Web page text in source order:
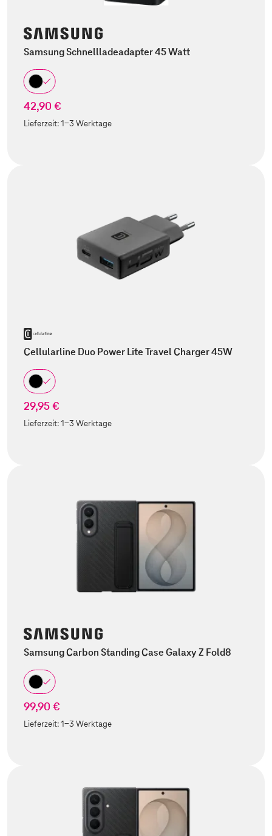
Samsung Schnellladeadapter 45 Watt
42,90 €
Lieferzeit:1-3 Werktage
Cellularline Duo Power Lite Travel Charger 45W
29,95 €
Lieferzeit:1-3 Werktage
Samsung Carbon Standing Case Galaxy Z Fold8
99,90 €
Lieferzeit:1-3 Werktage